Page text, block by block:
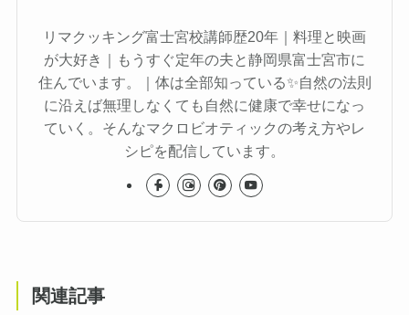
リマクッキング富士宮校講師歴20年｜料理と映画
が大好き｜もうすぐ定年の夫と静岡県富士宮市に
住んでいます。｜体は全部知っている✨自然の法則
に沿えば無理しなくても自然に健康で幸せになっ
ていく。そんなマクロビオティックの考え方やレ
シピを配信しています。
関連記事